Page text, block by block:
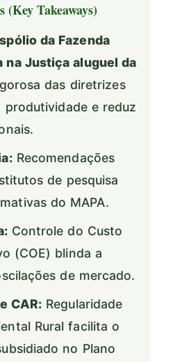
(Key Takeaways)
da Fazenda
na Justiça aluguel da
das diretrizes
e reduz
Recomendações
de pesquisa
do MAPA.
Controle do Custo
(COE) blinda a
de mercado.
CAR: Regularidade
Rural facilita o
no Plano